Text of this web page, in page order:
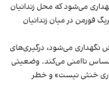
می‌شود که محل زندانیان
فورمن در میان زندانیان
نگهداری می‌شود، درگیری‌های
ناامنی می‌کند. وضعیتی
خنثی نیست» و خطر